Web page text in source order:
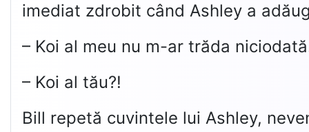
imediat zdrobit când Ashley a
– Koi al meu nu m-ar trăda
– Koi al tău?!
Bill repetă cuvintele lui Ashley,